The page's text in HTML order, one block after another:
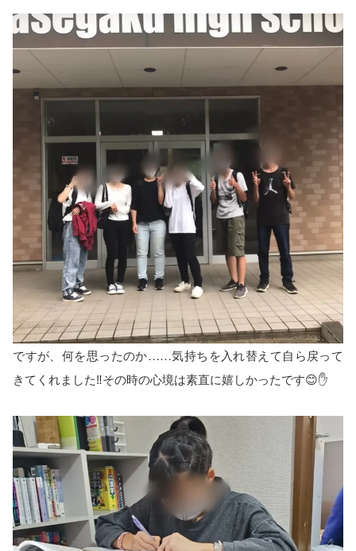
ですが、何を思ったのか……気持ちを入れ替えて自ら戻って
きてくれました‼️その時の心境は素直に嬉しかったです😊✋